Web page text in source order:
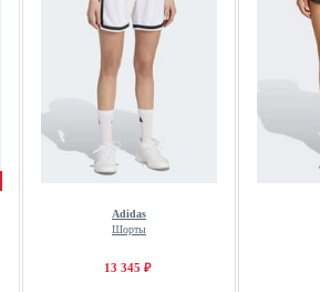
Adidas
Шорты
13 345 ₽